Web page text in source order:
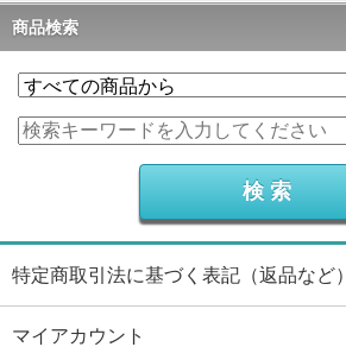
商品検索
特定商取引法に基づく表記（返品など）
マイアカウント